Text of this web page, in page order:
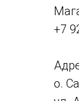
+7
о.